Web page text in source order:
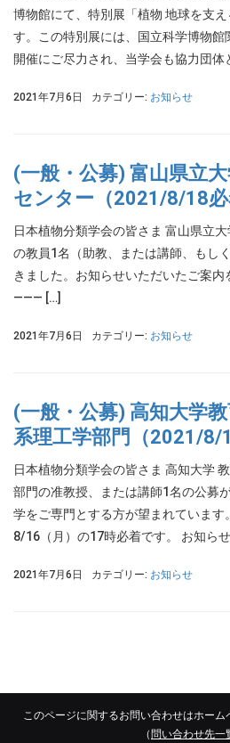
博物館にて、特別展「植物 地球を支
す。この特別展には、国立科学博物
開催にご尽力され、当学会も協力団体
2021年7月6日 カテゴリー: お知らせ
(一般・公募) 富山県立
センター（2021/8/18必
日本植物分類学会の皆さま 富山県立
の教員1名（助教、または講師、もし
きました。お知らせいただいたご案内
——— […]
2021年7月6日 カテゴリー: お知らせ
(一般・公募) 高知大学
系理工学部門（2021/8/
日本植物分類学会の皆さま 高知大学
部門の准教授、または講師1名の公募
学をご専門とする方が望まれています
8/16（月）の17時必着です。 お知ら
2021年7月6日 カテゴリー: お知らせ
このページに関するお問い合わせはホー
（ 問い合わせ先一